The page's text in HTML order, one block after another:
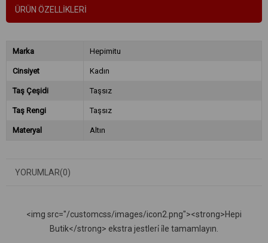
ÜRÜN ÖZELLIKLERI
Marka Hepimitu
Cinsiyet Kadın
Taş Çeşidi Taşsız
Taş Rengi Taşsız
Materyal Altın
YORUMLAR(0)
<img src="/customcss/images/icon2.png"><strong>Hepi
Butik</strong> ekstra jestleri̇ i̇le tamamlayın.